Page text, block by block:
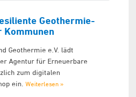
Geothermie-
Kommunen
Geothermie e.V. lädt
Agentur für Erneuerbare
zum digitalen
ein. Weiterlesen »